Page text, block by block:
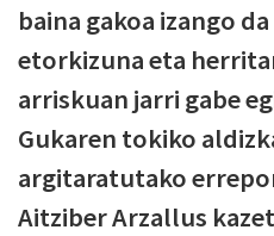
baina gakoa izango
etorkizuna eta
arriskuan jarri gabe
Gukaren tokiko
argitaratutako
Aitziber Arzallus